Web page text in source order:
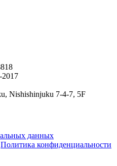
2017
Nishishinjuku 7-4-7, 5F
данных
Политика конфиденциальности